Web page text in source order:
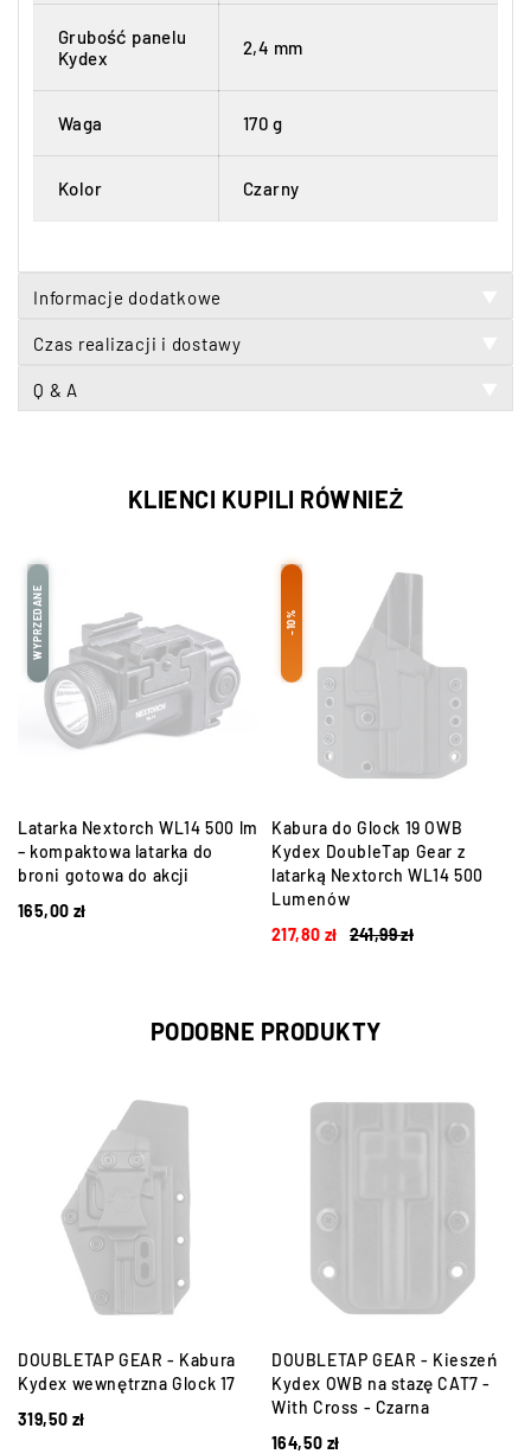
Grubość panelu
Kydex
2,4 mm
Waga 170 g
Kolor Czarny
Informacje dodatkowe
Czas realizacji i dostawy
Q & A
KLIENCI KUPILI RÓWNIEŻ
WYPRZEDANE
Latarka Nextorch WL14 500 lm
– kompaktowa latarka do
broni gotowa do akcji
165,00 zł
-10%
Kabura do Glock 19 OWB
Kydex DoubleTap Gear z
latarką Nextorch WL14 500
Lumenów
241,99zł
217,80 zł
PODOBNE PRODUKTY
DOUBLETAP GEAR - Kabura
Kydex wewnętrzna Glock 17
319,50 zł
DOUBLETAP GEAR - Kieszeń
Kydex OWB na stazę CAT7 -
With Cross - Czarna
164,50 zł